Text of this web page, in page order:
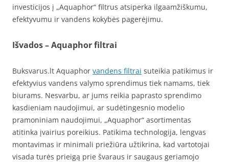
investicijos į „Aquaphor“ filtrus atsiperka ilgaamžiškumu,
efektyvumu ir vandens kokybės pagerėjimu.
Išvados – Aquaphor filtrai
Buksvarus.lt Aquaphor vandens filtrai suteikia patikimus ir
efektyvius vandens valymo sprendimus tiek namams, tiek
biurams. Nesvarbu, ar jums reikia paprasto sprendimo
kasdieniam naudojimui, ar sudėtingesnio modelio
pramoniniam naudojimui, „Aquaphor“ asortimentas
atitinka įvairius poreikius. Patikima technologija, lengvas
montavimas ir minimali priežiūra užtikrina, kad vartotojai
visada turės prieigą prie švaraus ir saugaus geriamojo